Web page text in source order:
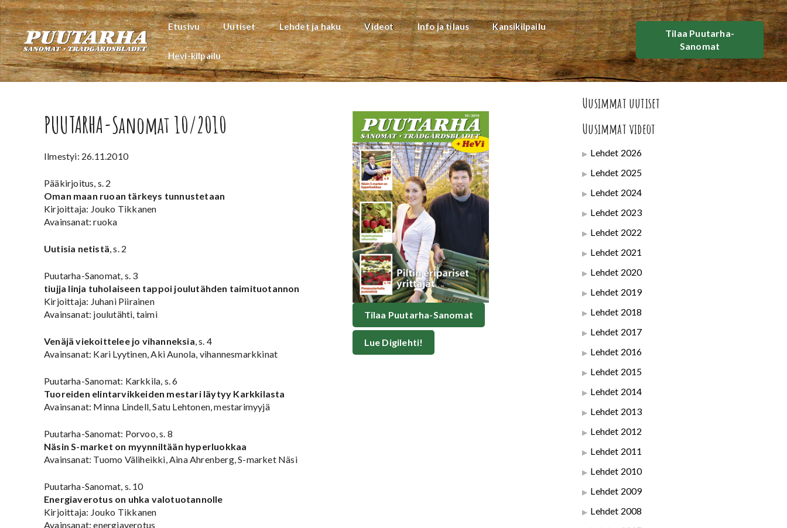
Siirry
sisältöön
Etusivu Uutiset Lehdet ja haku Videot Info ja tilaus Kansikilpailu
Hevi-kilpailu
Tilaa Puutarha-
Sanomat
PUUTARHA-Sanomat 10/2010
Ilmestyi: 26.11.2010
Pääkirjoitus, s. 2
Oman maan ruoan tärkeys tunnustetaan
Kirjoittaja: Jouko Tikkanen
Avainsanat: ruoka
Uutisia netistä, s. 2
Puutarha-Sanomat, s. 3
tiujja linja tuholaiseen tappoi joulutähden taimituotannon
Kirjoittaja: Juhani Piirainen
Avainsanat: joulutähti, taimi
Venäjä viekoittelee jo vihanneksia, s. 4
Avainsanat: Kari Lyytinen, Aki Aunola, vihannesmarkkinat
Puutarha-Sanomat: Karkkila, s. 6
Tuoreiden elintarvikkeiden mestari läytyy Karkkilasta
Avainsanat: Minna Lindell, Satu Lehtonen, mestarimyyjä
Puutarha-Sanomat: Porvoo, s. 8
Näsin S-market on myynniltään hyperluokkaa
Avainsanat: Tuomo Väliheikki, Aina Ahrenberg, S-market Näsi
Puutarha-Sanomat, s. 10
Energiaverotus on uhka valotuotannolle
Kirjoittaja: Jouko Tikkanen
Avainsanat: energiaverotus
Tilaa Puutarha-Sanomat
Lue Digilehti!
Uusimmat uutiset
Uusimmat videot
Lehdet 2026
Lehdet 2025
Lehdet 2024
Lehdet 2023
Lehdet 2022
Lehdet 2021
Lehdet 2020
Lehdet 2019
Lehdet 2018
Lehdet 2017
Lehdet 2016
Lehdet 2015
Lehdet 2014
Lehdet 2013
Lehdet 2012
Lehdet 2011
Lehdet 2010
Lehdet 2009
Lehdet 2008